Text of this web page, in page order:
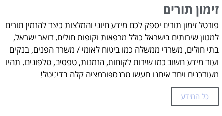
עזרה בהזמנת תורים אונליין?זימון תורים
פורטל זימון תורים יספק לכם מידע חיוני והמלצות כיצד להזמין תורים
למגוון שירותים בישראל כולל מרפאות וקופות חולים, דואר ישראל,
בתי חולים, משרדי ממשלה כמו ביטוח לאומי / משרד הפנים, בנקים
ועוד מידע חשוב כמו שירות לקוחות, הזמנות, טפסים, טלפונים. תהיו
מעודכנים ויחד איתנו תעשו טרנספורמציה קלה בדיגיטל!
כל המידע